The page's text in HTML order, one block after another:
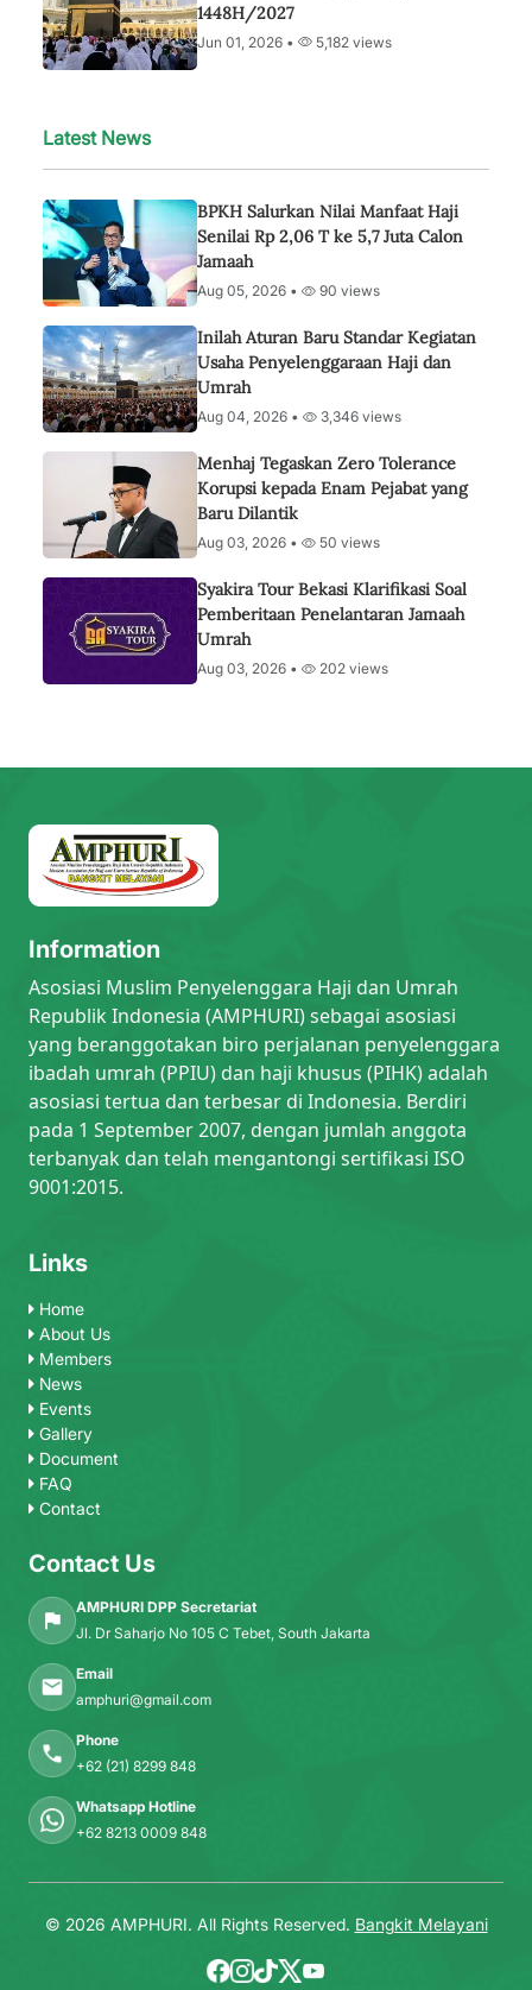
1448H/2027
Jun 01, 2026 • 5,182 views
Latest News
BPKH Salurkan Nilai Manfaat Haji
Senilai Rp 2,06 T ke 5,7 Juta Calon
Jamaah
Aug 05, 2026 • 90 views
Inilah Aturan Baru Standar Kegiatan
Usaha Penyelenggaraan Haji dan
Umrah
Aug 04, 2026 • 3,346 views
Menhaj Tegaskan Zero Tolerance
Korupsi kepada Enam Pejabat yang
Baru Dilantik
Aug 03, 2026 • 50 views
Syakira Tour Bekasi Klarifikasi Soal
Pemberitaan Penelantaran Jamaah
Umrah
Aug 03, 2026 • 202 views
Information
Asosiasi Muslim Penyelenggara Haji dan Umrah
Republik Indonesia (AMPHURI) sebagai asosiasi
yang beranggotakan biro perjalanan penyelenggara
ibadah umrah (PPIU) dan haji khusus (PIHK) adalah
asosiasi tertua dan terbesar di Indonesia. Berdiri
pada 1 September 2007, dengan jumlah anggota
terbanyak dan telah mengantongi sertifikasi ISO
9001:2015.
Links
Home
About Us
Members
News
Events
Gallery
Document
FAQ
Contact
Contact Us
AMPHURI DPP Secretariat
Jl. Dr Saharjo No 105 C Tebet, South Jakarta
Email
amphuri@gmail.com
Phone
+62 (21) 8299 848
Whatsapp Hotline
+62 8213 0009 848
© 2026 AMPHURI. All Rights Reserved. Bangkit Melayani